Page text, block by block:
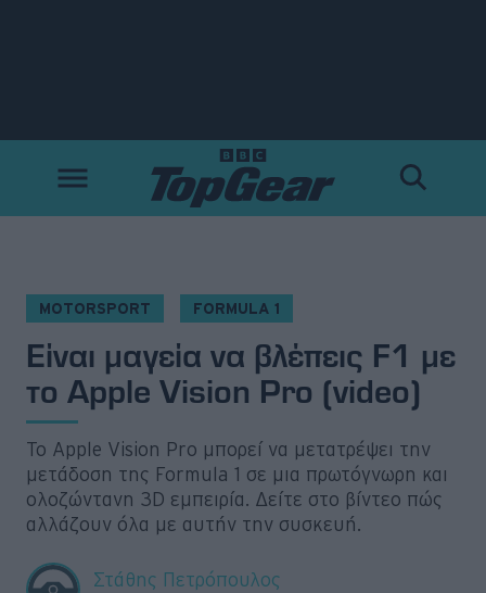
MOTORSPORT FORMULA 1
Είναι μαγεία να βλέπεις F1 με
το Apple Vision Pro (video)
Το Apple Vision Pro μπορεί να μετατρέψει την
μετάδοση της Formula 1 σε μια πρωτόγνωρη και
ολοζώντανη 3D εμπειρία. Δείτε στο βίντεο πώς
αλλάζουν όλα με αυτήν την συσκευή.
Στάθης Πετρόπουλος
Δοκιμές
Motorsport
Άποψη
Viral
Big Reads
Retro
Moto